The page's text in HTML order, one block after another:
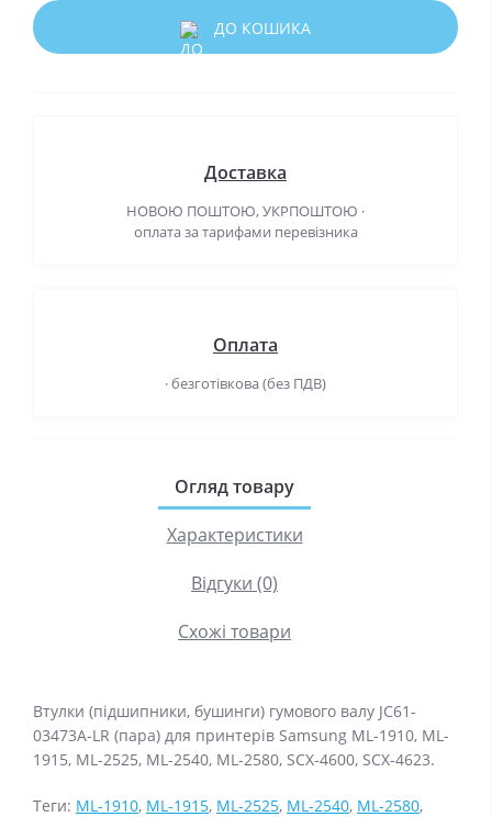
ДО КОШИКА
Доставка
НОВОЮ ПОШТОЮ, УКРПОШТОЮ ·
оплата за тарифами перевізника
Оплата
· безготівкова (без ПДВ)
Огляд товару
Характеристики
Відгуки (0)
Схожі товари
Втулки (підшипники, бушинги) гумового валу JC61-
03473A-LR (пара) для принтерів Samsung ML-1910, ML-
1915, ML-2525, ML-2540, ML-2580, SCX-4600, SCX-4623.
Теги: ML-1910, ML-1915, ML-2525, ML-2540, ML-2580,